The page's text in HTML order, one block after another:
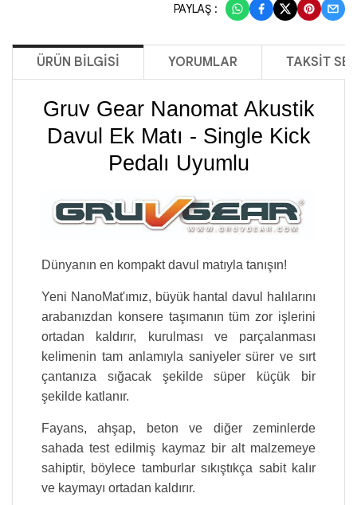
PAYLAŞ :
ÜRÜN BILGISI YORUMLAR TAKSIT
Gruv Gear Nanomat Akustik
Davul Ek Matı - Single Kick
Pedalı Uyumlu
Dünyanın en kompakt davul matıyla tanışın!
Yeni NanoMat'ımız, büyük hantal davul halılarını
arabanızdan konsere taşımanın tüm zor işlerini
ortadan kaldırır, kurulması ve parçalanması
kelimenin tam anlamıyla saniyeler sürer ve sırt
çantanıza sığacak şekilde süper küçük bir
şekilde katlanır.
Fayans, ahşap, beton ve diğer zeminlerde
sahada test edilmiş kaymaz bir alt malzemeye
sahiptir, böylece tamburlar sıkıştıkça sabit kalır
ve kaymayı ortadan kaldırır.